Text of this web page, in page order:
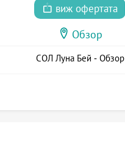
виж офертата
Обзор
СОЛ Луна Бей - Обзор